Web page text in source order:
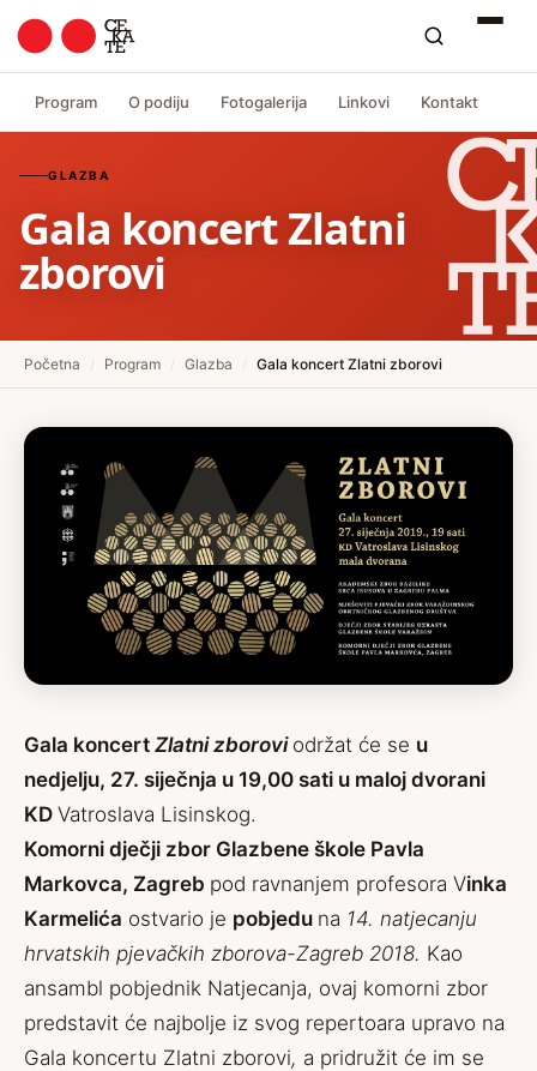
Program O podiju Fotogalerija Linkovi Kontakt
GLAZBA
Gala koncert Zlatni
zborovi
Početna Program Glazba Gala koncert Zlatni zborovi
Gala koncert Zlatni zborovi održat će se u
nedjelju, 27. siječnja u 19,00 sati u maloj dvorani
KD Vatroslava Lisinskog.
Komorni dječji zbor Glazbene škole Pavla
Markovca, Zagreb pod ravnanjem profesora Vinka
Karmelića ostvario je pobjedu na 14. natjecanju
hrvatskih pjevačkih zborova-Zagreb 2018. Kao
ansambl pobjednik Natjecanja, ovaj komorni zbor
predstavit će najbolje iz svog repertoara upravo na
Gala koncertu Zlatni zborovi, a pridružit će im se